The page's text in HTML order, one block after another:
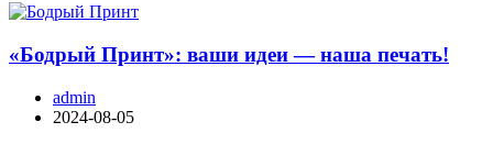
«Бодрый Принт»: ваши идеи — наша печать!
admin
2024-08-05